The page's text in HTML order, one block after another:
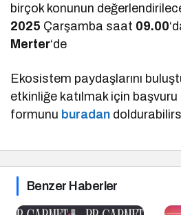
birçok konunun
2025 Çarşamba saat 09.00
Merter‘de
Ekosistem paydaşlarını
etkinliğe katılmak için başvuru
formunu buradan
Benzer Haberler